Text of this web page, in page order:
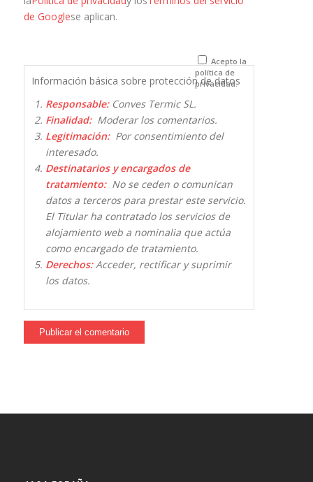
que comente.
de Googlese aplican.
Acepto la
política de
privacidad.
Información básica sobre protección de datos
Responsable:Conves Termic SL.
Finalidad:Moderar los comentarios.
Legitimación:Por consentimiento del
interesado.
Destinatarios y encargados de
tratamiento:No se ceden o comunican
datos a terceros para prestar este servicio.
El Titular ha contratado los servicios de
alojamiento web a nominalia que actúa
como encargado de tratamiento.
Derechos:Acceder, rectificar y suprimir
los datos.